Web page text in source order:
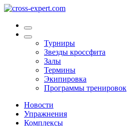
Турниры
Звезды кроссфита
Залы
Термины
Экипировка
Программы тренировок
Новости
Упражнения
Комплексы